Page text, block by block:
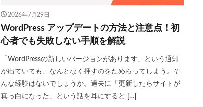
2026年7月29日
WordPress アップデートの方法と注意点！初
心者でも失敗しない手順を解説
「WordPressの新しいバージョンがあります」という通知
が出ていても、なんとなく押すのをためらってしまう。そ
んな経験はないでしょうか。過去に「更新したらサイトが
真っ白になった」という話を耳にすると […]